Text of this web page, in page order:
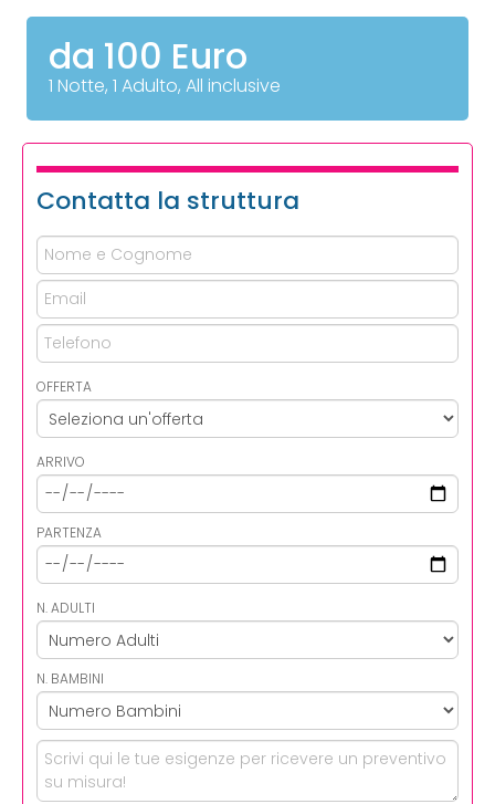
da 100 Euro
1 Notte, 1 Adulto, All inclusive
Contatta la struttura
OFFERTA
ARRIVO
PARTENZA
N. ADULTI
N. BAMBINI